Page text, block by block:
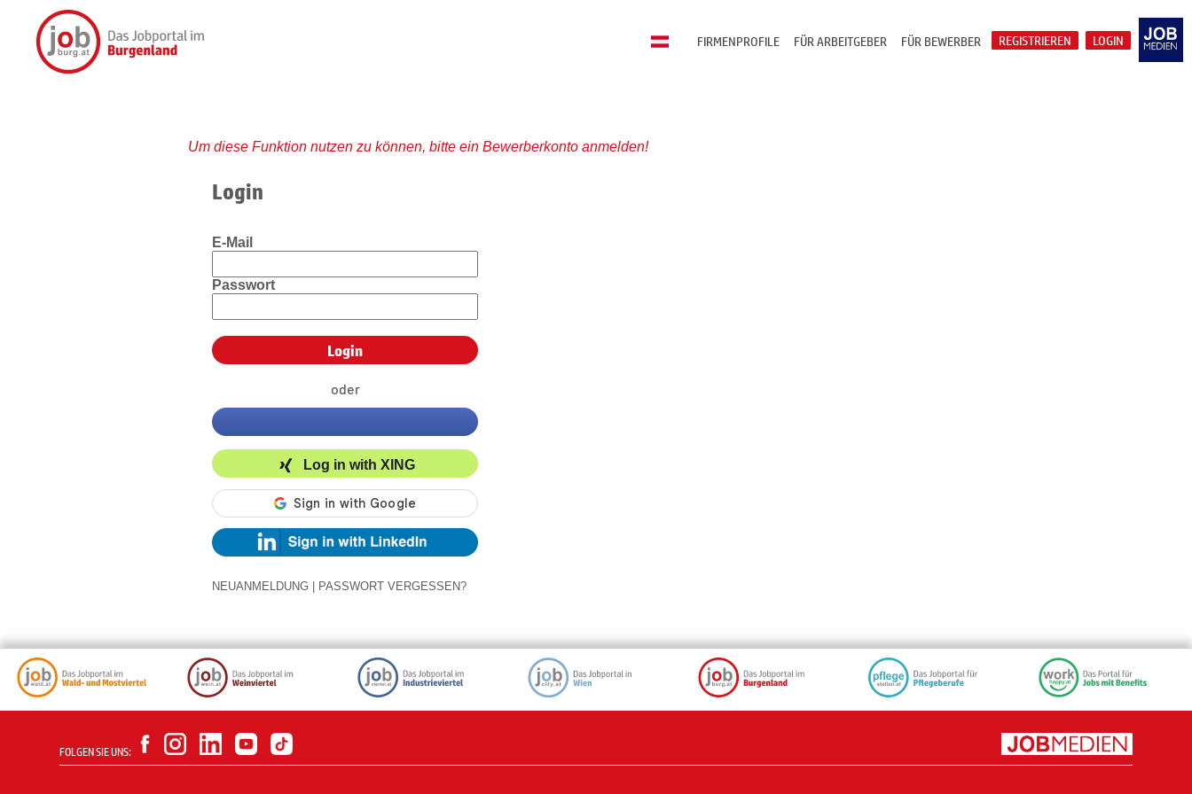
LOGIN
REGISTRIEREN
FÜR BEWERBER
FÜR ARBEITGEBER
FIRMENPROFILE
Um diese Funktion nutzen zu können, bitte ein Bewerberkonto anmelden!
Login
E-Mail
Passwort
oder
Log in with XING
NEUANMELDUNG PASSWORT VERGESSEN?
FOLGEN SIE UNS: